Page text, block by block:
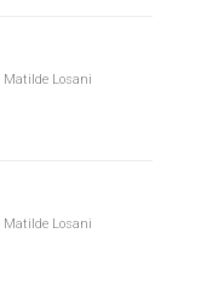
Matilde Losani
Matilde Losani